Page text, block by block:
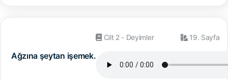
Ağzına şeytan işemek.
Cilt 2 - Deyimler 19. Sayfa